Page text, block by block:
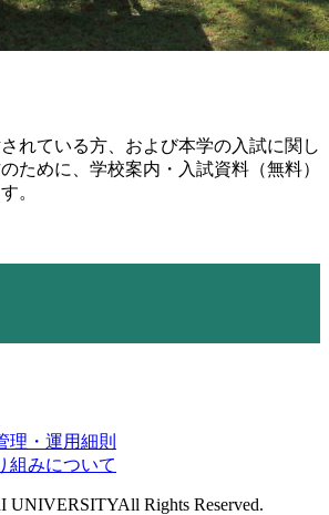
れている方、および本学の入試に関し
ために、学校案内・入試資料（無料）
。
理・運用細則
組みについて
Rights Reserved.